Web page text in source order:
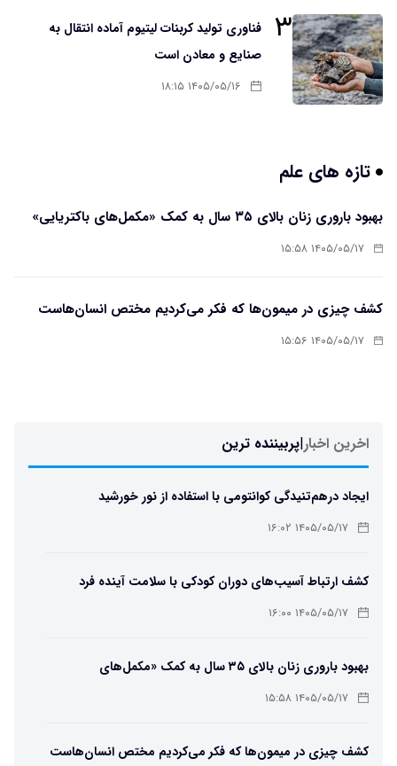
۳
فناوری تولید کربنات لیتیوم آماده انتقال به
صنایع و معادن است
۱۴۰۵/۰۵/۱۶ ۱۸:۱۵
تازه های علم
بهبود باروری زنان بالای ۳۵ سال به کمک «مکمل‌های باکتریایی»
۱۴۰۵/۰۵/۱۷ ۱۵:۵۸
کشف چیزی در میمون‌ها که فکر می‌کردیم مختص انسان‌هاست
۱۴۰۵/۰۵/۱۷ ۱۵:۵۶
اخرین اخبار|پربیننده ترین
ایجاد درهم‌تنیدگی کوانتومی با استفاده از نور خورشید
۱۴۰۵/۰۵/۱۷ ۱۶:۰۲
کشف ارتباط آسیب‌های دوران کودکی با سلامت آینده فرد
۱۴۰۵/۰۵/۱۷ ۱۶:۰۰
بهبود باروری زنان بالای ۳۵ سال به کمک «مکمل‌های
باکتریایی»
۱۴۰۵/۰۵/۱۷ ۱۵:۵۸
کشف چیزی در میمون‌ها که فکر می‌کردیم مختص انسان‌هاست